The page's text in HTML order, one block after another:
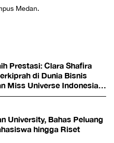
Medan.
Prestasi: Clara Shafira
di Dunia Bisnis
Miss Universe Indonesia
University, Bahas Peluang
hingga Riset